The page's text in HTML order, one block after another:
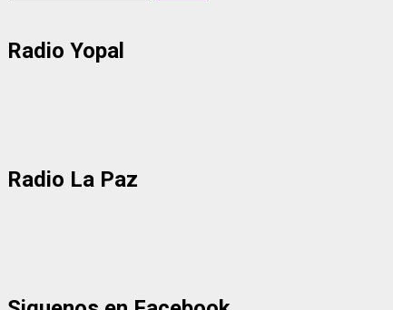
Radio Yopal
Radio La Paz